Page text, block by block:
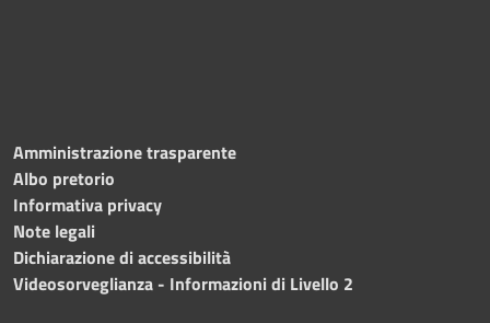
Amministrazione trasparente
Albo pretorio
Informativa privacy
Note legali
Dichiarazione di accessibilità
Videosorveglianza - Informazioni di Livello 2